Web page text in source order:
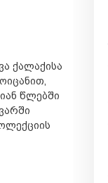
ქალაქისა
წლებში